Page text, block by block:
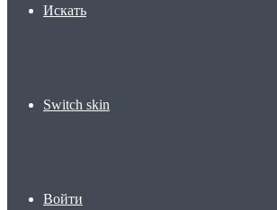
Искать
Switch skin
Войти